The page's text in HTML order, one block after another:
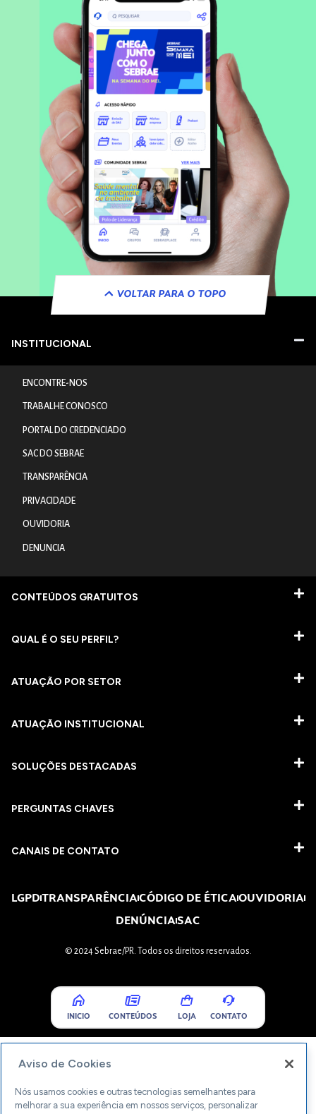
VOLTAR PARA O TOPO
INSTITUCIONAL
ENCONTRE-NOS
TRABALHE CONOSCO
PORTAL DO CREDENCIADO
SAC DO SEBRAE
TRANSPARÊNCIA
PRIVACIDADE
OUVIDORIA
DENUNCIA
CONTEÚDOS GRATUITOS
QUAL É O SEU PERFIL?
ATUAÇÃO POR SETOR
ATUAÇÃO INSTITUCIONAL
SOLUÇÕES DESTACADAS
PERGUNTAS CHAVES​
CANAIS DE CONTATO
LGPDTRANSPARÊNCIACÓDIGO DE ÉTICAOUVIDORIA
DENÚNCIASAC
© 2024 Sebrae/PR. Todos os direitos reservados.
INICIO CONTEÚDOS LOJA CONTATO
Aviso de Cookies
Nós usamos cookies e outras tecnologias semelhantes para
melhorar a sua experiência em nossos serviços, personalizar